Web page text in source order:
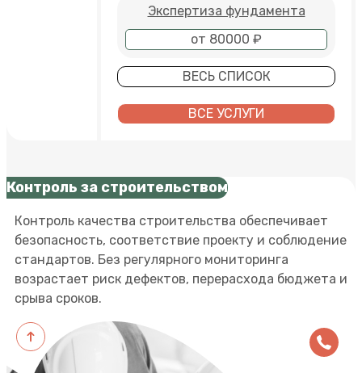
Экспертиза фундамента
от 80000 ₽
ВЕСЬ СПИСОК
ВСЕ УСЛУГИ
Контроль за строительством
Контроль качества строительства обеспечивает
безопасность, соответствие проекту и соблюдение
стандартов. Без регулярного мониторинга
возрастает риск дефектов, перерасхода бюджета и
срыва сроков.